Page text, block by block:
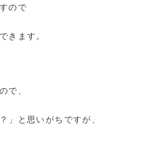
ので
きます。
で、
」と思いがちですが、